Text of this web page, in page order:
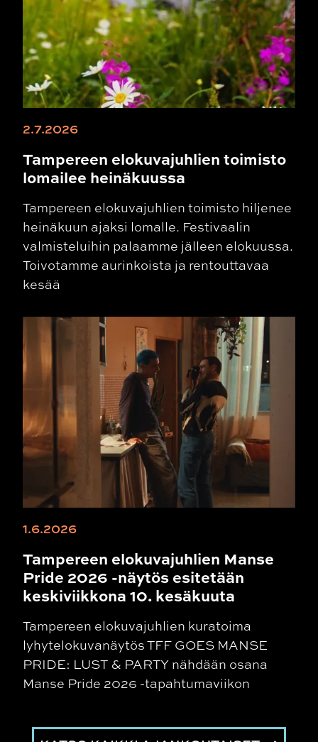
2.7.2026
Tampereen elokuvajuhlien toimisto
lomailee heinäkuussa
Tampereen elokuvajuhlien toimisto hiljenee
heinäkuun ajaksi lomalle. Festivaalin
valmisteluihin palaamme jälleen elokuussa.
Toivotamme aurinkoista ja rentouttavaa
kesää
1.6.2026
Tampereen elokuvajuhlien Manse
Pride 2026 -näytös esitetään
keskiviikkona 10. kesäkuuta
Tampereen elokuvajuhlien kuratoima
lyhytelokuvanäytös TFF GOES MANSE
PRIDE: LUST & PARTY nähdään osana
Manse Pride 2026 -tapahtumaviikon